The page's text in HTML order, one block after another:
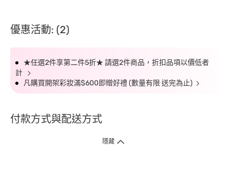
優惠活動: (2)
★任選2件享第二件5折★ 請選2件商品，折扣品項以價低者
計
凡購買開架彩妝滿$600即贈好禮 (數量有限 送完為止)
付款方式與配送方式
隱藏